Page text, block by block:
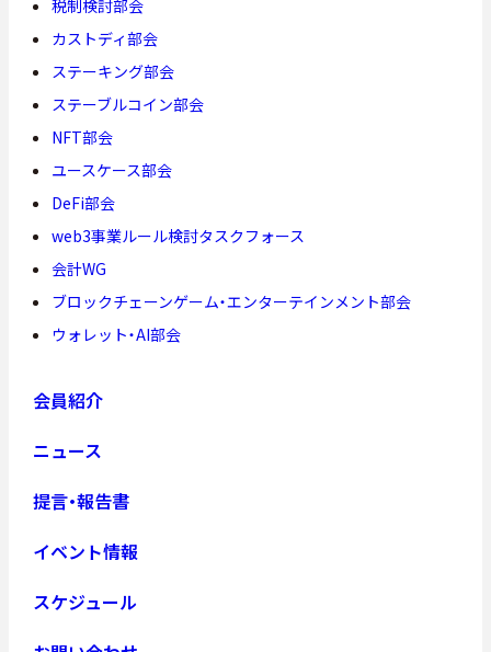
税制検討部会
カストディ部会
ステーキング部会
ステーブルコイン部会
NFT部会
ユースケース部会
DeFi部会
web3事業ルール検討タスクフォース
会計WG
ブロックチェーンゲーム・エンターテインメント部会
ウォレット・AI部会
会員紹介
ニュース
提言・報告書
イベント情報
スケジュール